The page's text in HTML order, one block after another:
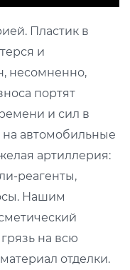
Пластик в
и
несомненно,
портят
и сил в
на автомобильные
артиллерия:
реагенты,
Нашим
на всю
отделки.